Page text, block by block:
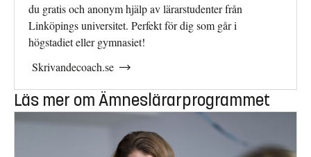
du gratis och anonym hjälp av lärarstudenter från
Linköpings universitet. Perfekt för dig som går i
högstadiet eller gymnasiet!
Skrivandecoach.se
Läs mer om Ämneslärarprogrammet